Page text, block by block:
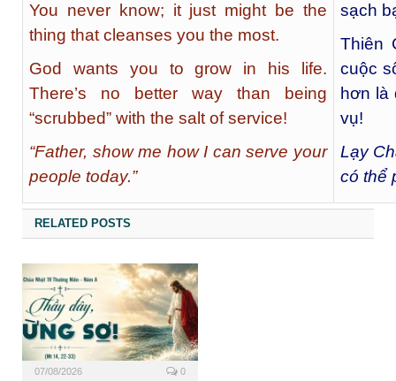
You never know; it just might be the
thing that cleanses you the most.
God wants you to grow in his life.
There’s no better way than being
“scrubbed” with the salt of service!
“Father, show me how I can serve your
people today.”
sạch
Thiên
cuộc
hơn là
vụ!
Lạy
có thể
RELATED POSTS
07/08/2026 0